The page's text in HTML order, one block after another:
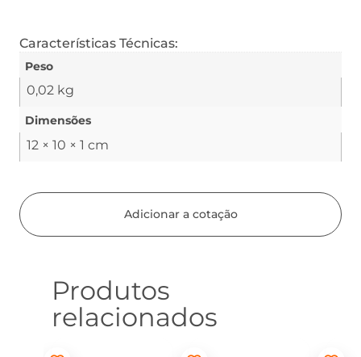
Características Técnicas:
Peso
0,02 kg
Dimensões
12 × 10 × 1 cm
Adicionar a cotação
Produtos
relacionados